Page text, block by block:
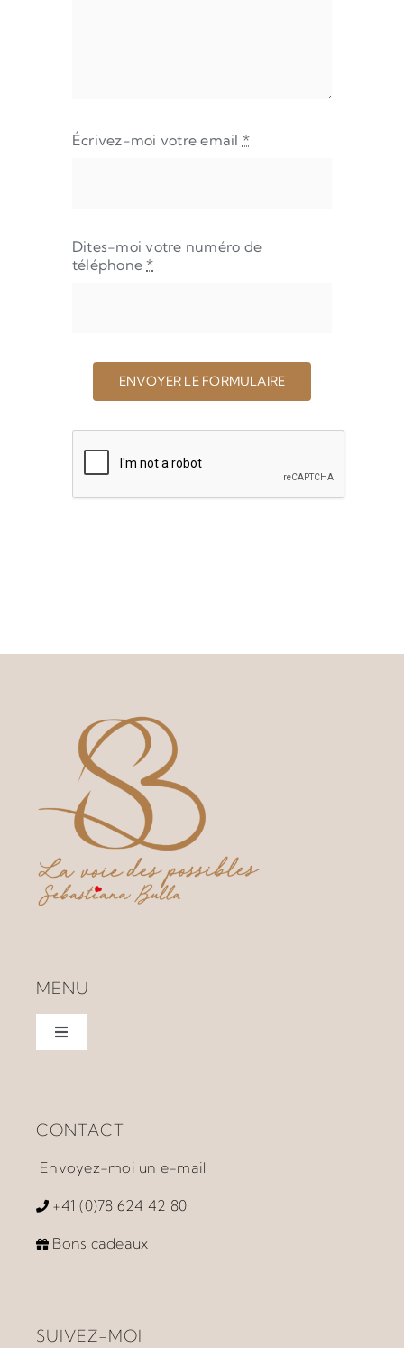
Écrivez-moi votre email *
Dites-moi votre numéro de
téléphone*
ENVOYER LE FORMULAIRE
MENU
Toggle
À propos
Accompagnement
CONTACT
Envoyez-moi un e-mail
+41 (0)78 624 42 80
Bons cadeaux
SUIVEZ-MOI